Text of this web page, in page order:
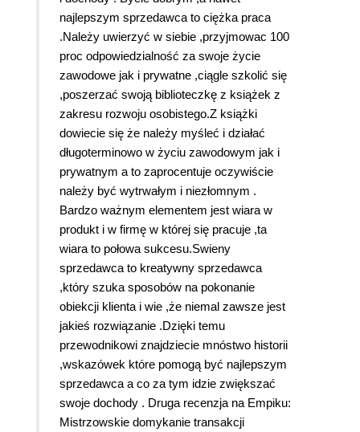
najlepszym sprzedawca to ciężka praca
.Należy uwierzyć w siebie ,przyjmowac 100
proc odpowiedzialność za swoje życie
zawodowe jak i prywatne ,ciągle szkolić się
,poszerzać swoją biblioteczkę z książek z
zakresu rozwoju osobistego.Z książki
dowiecie się że należy myśleć i działać
długoterminowo w życiu zawodowym jak i
prywatnym a to zaprocentuje oczywiście
należy być wytrwałym i niezłomnym .
Bardzo ważnym elementem jest wiara w
produkt i w firmę w której się pracuje ,ta
wiara to połowa sukcesu.Swieny
sprzedawca to kreatywny sprzedawca
,który szuka sposobów na pokonanie
obiekcji klienta i wie ,że niemal zawsze jest
jakieś rozwiązanie .Dzięki temu
przewodnikowi znajdziecie mnóstwo historii
,wskazówek które pomogą być najlepszym
sprzedawca a co za tym idzie zwiększać
swoje dochody . Druga recenzja na Empiku:
Mistrzowskie domykanie transakcji